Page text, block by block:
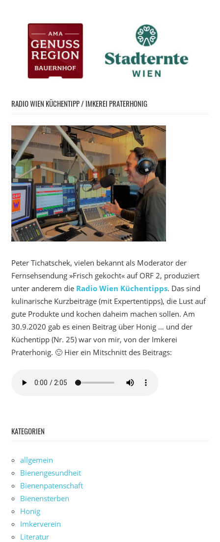
RADIO WIEN KÜCHENTIPP / IMKEREI PRATERHONIG
Peter Tichatschek, vielen bekannt als Moderator der
Fernsehsendung »Frisch gekocht« auf ORF 2, produziert
unter anderem die Radio Wien Küchentipps. Das sind
kulinarische Kurzbeiträge (mit Expertentipps), die Lust auf
gute Produkte und kochen daheim machen sollen. Am
30.9.2020 gab es einen Beitrag über Honig … und der
Küchentipp (Nr. 25) war von mir, von der Imkerei
Praterhonig. 🙂 Hier ein Mitschnitt des Beitrags:
KATEGORIEN
allgemein
Bienengesundheit
Bienenpatenschaft
Bienensterben
Honig
Imkerverein
Literatur